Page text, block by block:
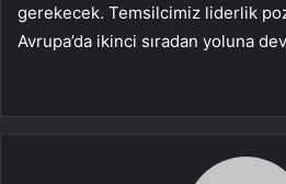
gerekecek. Temsilcimiz liderlik
Avrupa’da ikinci sıradan yoluna